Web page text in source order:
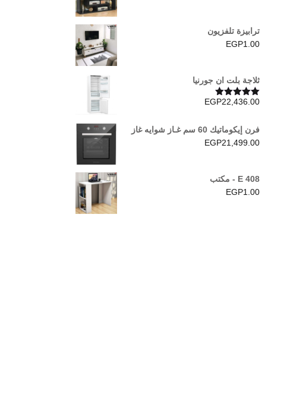
ترابيزة تلفزيون
EGP1.00
ثلاجة بلت ان جورنيا
تم التقييم EGP22,436.00
فرن إيكوماتيك 60 سم غـاز شوايه غاز
EGP21,499.00
E 408 - مكتب
EGP1.00